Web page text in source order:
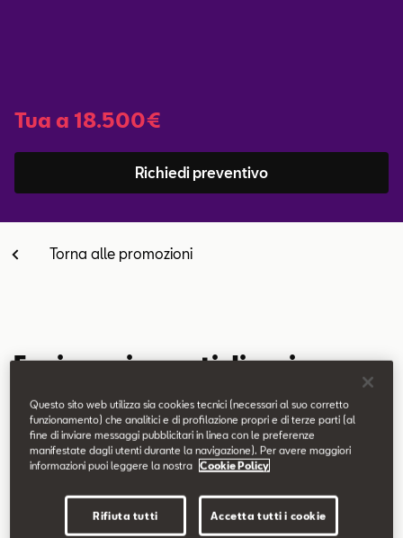
Contatti
Tua a 18.500€
Richiedi preventivo
Torna alle promozioni
Equipaggiamenti di serie
Fari Full LED con firma luminosa integrata
Sedili sportivi
Logo FR posteriore e su montante B
Vetri posteriori oscurati
Videocamera posteriore
Climatronic bi-zona
Questo sito web utilizza sia cookies tecnici (necessari al suo corretto
funzionamento) che analitici e di profilazione propri e di terze parti (al
fine di inviare messaggi pubblicitari in linea con le preferenze
manifestate dagli utenti durante la navigazione). Per avere maggiori
informazioni puoi leggere la nostra
Cookie Policy
Rifiuta tutti Accetta tutti i cookie